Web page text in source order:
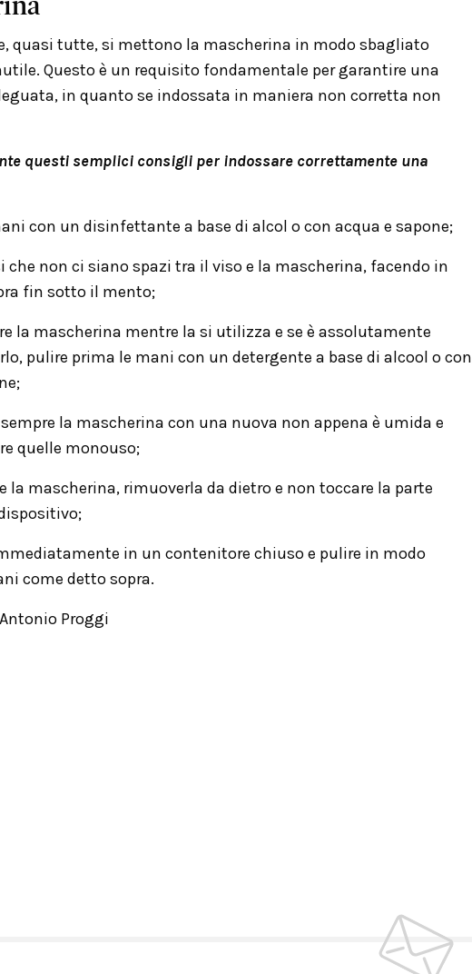
quasi tutte, si mettono la mascherina in modo sbagliato
Questo è un requisito fondamentale per garantire una
in quanto se indossata in maniera non corretta non
questi semplici consigli per indossare correttamente una
con un disinfettante a base di alcol o con acqua e sapone;
che non ci siano spazi tra il viso e la mascherina, facendo in
fin sotto il mento;
la mascherina mentre la si utilizza e se è assolutamente
pulire prima le mani con un detergente a base di alcool o con
la mascherina con una nuova non appena è umida e
quelle monouso;
la mascherina, rimuoverla da dietro e non toccare la parte
in un contenitore chiuso e pulire in modo
come detto sopra.
Proggi